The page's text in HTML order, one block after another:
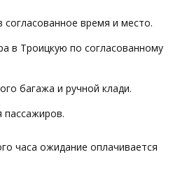
время и место.
в Троицкую по согласованному
багажа и ручной клади.
часа ожидание оплачивается